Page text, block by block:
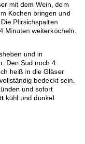
mit dem Wein, dem
Kochen bringen und
Pfirsichspalten
Minuten weiterköcheln.
und in
Den Sud noch 4
heiß in die Gläser
bedeckt sein.
und sofort
kühl und dunkel